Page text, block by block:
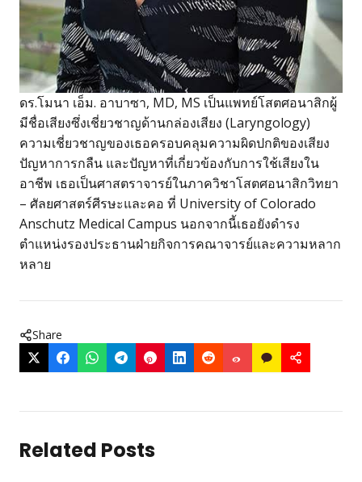
ดร.โมนา เอ็ม. อาบาซา, MD, MS เป็นแพทย์โสตศอนาสิกผู้
มีชื่อเสียงซึ่งเชี่ยวชาญด้านกล่องเสียง (Laryngology)
ความเชี่ยวชาญของเธอครอบคลุมความผิดปกติของเสียง
ปัญหาการกลืน และปัญหาที่เกี่ยวข้องกับการใช้เสียงใน
อาชีพ เธอเป็นศาสตราจารย์ในภาควิชาโสตศอนาสิกวิทยา
– ศัลยศาสตร์ศีรษะและคอ ที่ University of Colorado
Anschutz Medical Campus นอกจากนี้เธอยังดำรง
ตำแหน่งรองประธานฝ่ายกิจการคณาจารย์และความหลาก
หลาย
Share
Related Posts